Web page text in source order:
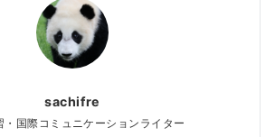
sachifre
・国際コミュニケーションライター